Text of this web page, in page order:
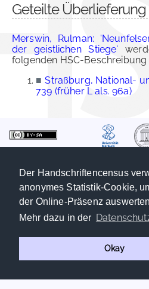
Der Handschriftencensus
anonymes Statistik-Cookie,
der Online-Präsenz
Mehr dazu in der
Okay
Geteilte Überlieferung
Merswin, Rulman:
der geistlichen Stiege'
folgenden HSC-Beschreibung
■ Straßburg, National-
739 (früher L als. 96a)